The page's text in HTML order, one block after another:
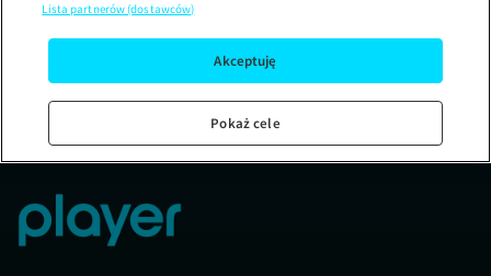
Lista partnerów (dostawców)
Akceptuję
Pokaż cele